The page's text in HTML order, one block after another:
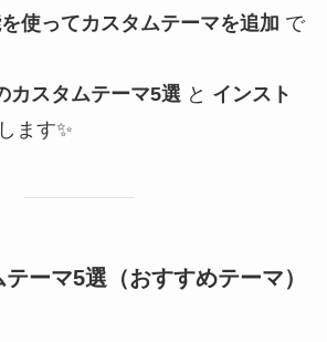
使ってカスタムテーマを追加 で
カスタムテーマ5選 と インスト
ます✨
ーマ5選（おすすめテーマ）